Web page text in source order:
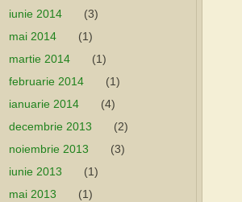
iunie 2014
(3)
mai 2014
(1)
martie 2014
(1)
februarie 2014
(1)
ianuarie 2014
(4)
decembrie 2013
(2)
noiembrie 2013
(3)
iunie 2013
(1)
mai 2013
(1)